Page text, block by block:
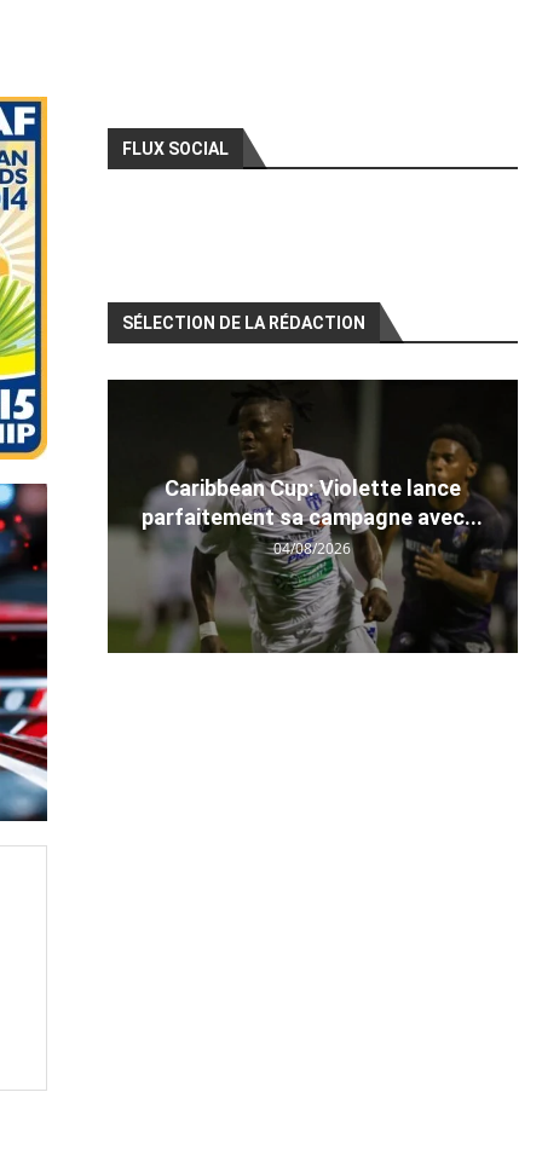
FLUX SOCIAL
SÉLECTION DE LA RÉDACTION
Caribbean Cup: Violette lance
parfaitement sa campagne avec...
04/08/2026